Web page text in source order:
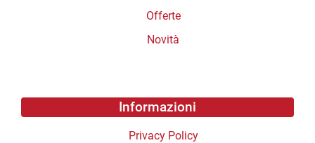
Offerte
Novità
Informazioni
Privacy Policy